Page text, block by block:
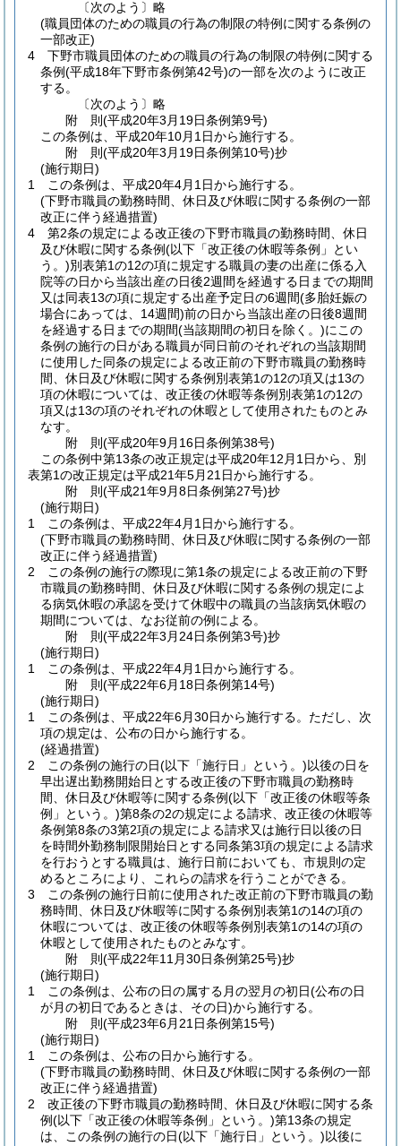
〔次のよう〕略
(職員団体のための職員の行為の制限の特例に関する条例の
一部改正)
4
下野市職員団体のための職員の行為の制限の特例に関する
条例(平成18年下野市条例第42号)の一部を次のように改正
する。
〔次のよう〕略
附 則(平成20年3月19日条例第9号)
この条例は、平成20年10月1日から施行する。
附 則(平成20年3月19日条例第10号)抄
(施行期日)
1
この条例は、平成20年4月1日から施行する。
(下野市職員の勤務時間、休日及び休暇に関する条例の一部
改正に伴う経過措置)
4
第2条の規定による改正後の下野市職員の勤務時間、休日
及び休暇に関する条例(以下「改正後の休暇等条例」とい
う。)別表第1の12の項に規定する職員の妻の出産に係る入
院等の日から当該出産の日後2週間を経過する日までの期間
又は同表13の項に規定する出産予定日の6週間(多胎妊娠の
場合にあっては、14週間)前の日から当該出産の日後8週間
を経過する日までの期間(当該期間の初日を除く。)にこの
条例の施行の日がある職員が同日前のそれぞれの当該期間
に使用した同条の規定による改正前の下野市職員の勤務時
間、休日及び休暇に関する条例別表第1の12の項又は13の
項の休暇については、改正後の休暇等条例別表第1の12の
項又は13の項のそれぞれの休暇として使用されたものとみ
なす。
附 則(平成20年9月16日条例第38号)
この条例中第13条の改正規定は平成20年12月1日から、別
表第1の改正規定は平成21年5月21日から施行する。
附 則(平成21年9月8日条例第27号)抄
(施行期日)
1
この条例は、平成22年4月1日から施行する。
(下野市職員の勤務時間、休日及び休暇に関する条例の一部
改正に伴う経過措置)
2
この条例の施行の際現に第1条の規定による改正前の下野
市職員の勤務時間、休日及び休暇に関する条例の規定によ
る病気休暇の承認を受けて休暇中の職員の当該病気休暇の
期間については、なお従前の例による。
附 則(平成22年3月24日条例第3号)抄
(施行期日)
1
この条例は、平成22年4月1日から施行する。
附 則(平成22年6月18日条例第14号)
(施行期日)
1
この条例は、平成22年6月30日から施行する。 ただし、次
項の規定は、公布の日から施行する。
(経過措置)
2
この条例の施行の日(以下「施行日」という。)以後の日を
早出遅出勤務開始日とする改正後の下野市職員の勤務時
間、休日及び休暇等に関する条例(以下「改正後の休暇等条
例」という。)第8条の2の規定による請求、改正後の休暇等
条例第8条の3第2項の規定による請求又は施行日以後の日
を時間外勤務制限開始日とする同条第3項の規定による請求
を行おうとする職員は、施行日前においても、市規則の定
めるところにより、これらの請求を行うことができる。
3
この条例の施行日前に使用された改正前の下野市職員の勤
務時間、休日及び休暇等に関する条例別表第1の14の項の
休暇については、改正後の休暇等条例別表第1の14の項の
休暇として使用されたものとみなす。
附 則(平成22年11月30日条例第25号)抄
(施行期日)
1
この条例は、公布の日の属する月の翌月の初日(公布の日
が月の初日であるときは、その日)から施行する。
附 則(平成23年6月21日条例第15号)
(施行期日)
1
この条例は、公布の日から施行する。
(下野市職員の勤務時間、休日及び休暇に関する条例の一部
改正に伴う経過措置)
2
改正後の下野市職員の勤務時間、休日及び休暇に関する条
例(以下「改正後の休暇等条例」という。)第13条の規定
は、この条例の施行の日(以下「施行日」という。)以後に